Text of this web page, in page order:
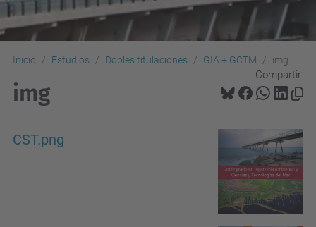
Inicio Estudios Dobles titulaciones GIA + GCTM img
Compartir:
img
CST.png